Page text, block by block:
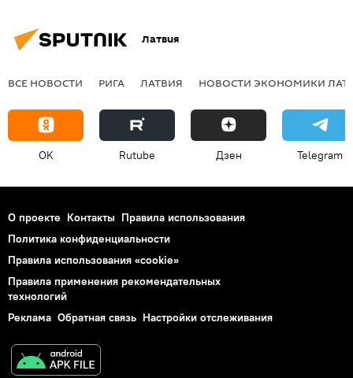
Латвия
ВСЕ НОВОСТИ РИГА ЛАТВИЯ НОВОСТИ ЭКОНОМИКИ
OK Rutube Дзен Telegram
О проекте Контакты Правила использования
Политика конфиденциальности
Правила использования «cookie»
Правила применения рекомендательных
технологий
Реклама Обратная связь Настройки отслеживания